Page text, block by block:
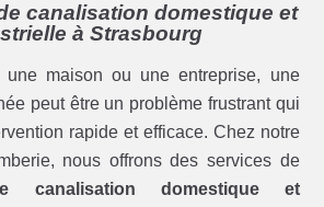
canalisation domestique et
à Strasbourg
maison ou une entreprise, une
peut être un problème frustrant qui
rapide et efficace. Chez notre
nous offrons des services de
canalisation domestique et